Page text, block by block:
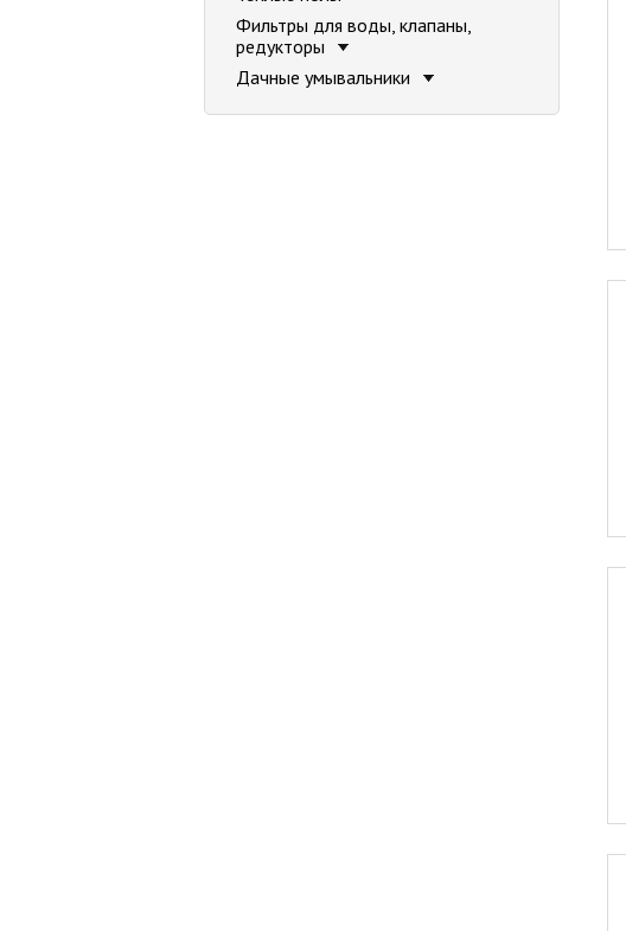
Фильтры для воды, клапаны,
редукторы
Дачные умывальники